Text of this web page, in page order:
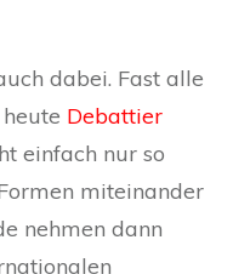
dabei. Fast alle
Debattier
einfach nur so
miteinander
nehmen dann